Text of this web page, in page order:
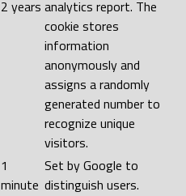
2 years analytics report. The
cookie stores
information
anonymously and
assigns a randomly
generated number to
recognize unique
visitors.
1
minute
Set by Google to
distinguish users.